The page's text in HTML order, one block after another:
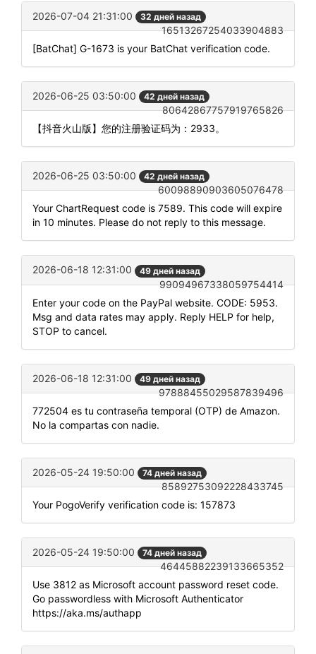
2026-07-04 21:31:00 32 дней назад
16513267254033904883
[BatChat] G-1673 is your BatChat verification code.
2026-06-25 03:50:00 42 дней назад
80642867757919765826
【抖音火山版】您的注册验证码为：2933。
2026-06-25 03:50:00 42 дней назад
60098890903605076478
Your ChartRequest code is 7589. This code will expire
in 10 minutes. Please do not reply to this message.
2026-06-18 12:31:00 49 дней назад
99094967338059754414
Enter your code on the PayPal website. CODE: 5953.
Msg and data rates may apply. Reply HELP for help,
STOP to cancel.
2026-06-18 12:31:00 49 дней назад
97888455029587839496
772504 es tu contraseña temporal (OTP) de Amazon.
No la compartas con nadie.
2026-05-24 19:50:00 74 дней назад
85892753092228433745
Your PogoVerify verification code is: 157873
2026-05-24 19:50:00 74 дней назад
46445882239133665352
Use 3812 as Microsoft account password reset code.
Go passwordless with Microsoft Authenticator
https://aka.ms/authapp